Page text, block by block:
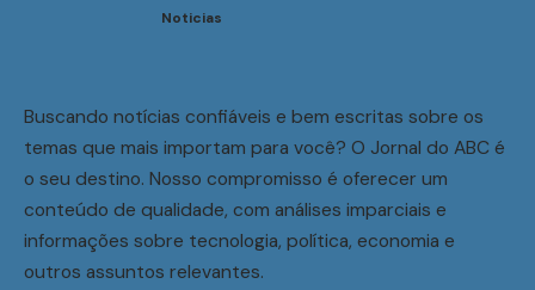
Noticias
Buscando notícias confiáveis e bem escritas sobre os
temas que mais importam para você? O Jornal do ABC é
o seu destino. Nosso compromisso é oferecer um
conteúdo de qualidade, com análises imparciais e
informações sobre tecnologia, política, economia e
outros assuntos relevantes.